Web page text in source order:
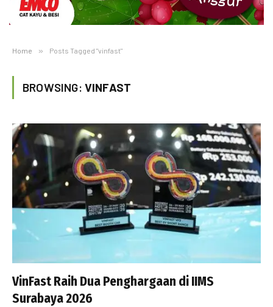
Home » Posts Tagged "vinfast"
BROWSING: VINFAST
VinFast Raih Dua Penghargaan di IIMS
Surabaya 2026